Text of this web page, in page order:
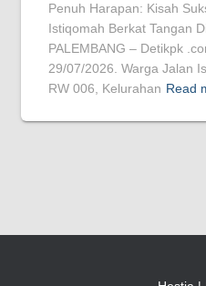
Penuh Harapan: Kisah
Istiqomah Berkat Tangan
PALEMBANG – Detikpk
29/07/2026. Warga Jalan
RW 006, Kelurahan Read